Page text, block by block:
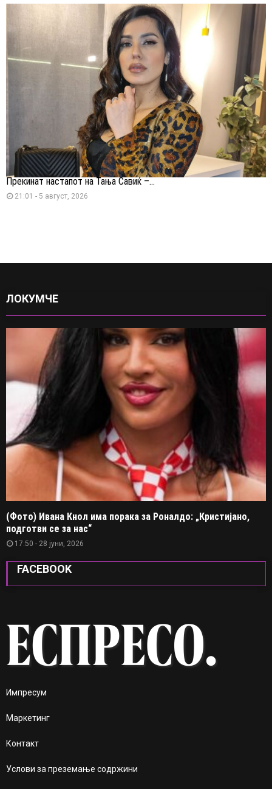
Прекинат настапот на Тања Савиќ –...
21:01 - 5 август, 2026
ЛОКУМЧЕ
(Фото) Ивана Кнол има порака за Роналдо: „Кристијано,
подготви се за нас“
17:50 - 28 јуни, 2026
FACEBOOK
Импресум
Маркетинг
Контакт
Услови за преземање содржини